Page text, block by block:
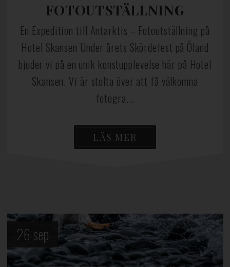
FOTOUTSTÄLLNING
En Expedition till Antarktis – Fotoutställning på
Hotel Skansen Under årets Skördefest på Öland
bjuder vi på en unik konstupplevelse här på Hotel
Skansen. Vi är stolta över att få välkomna
fotogra...
LÄS MER
26 sep